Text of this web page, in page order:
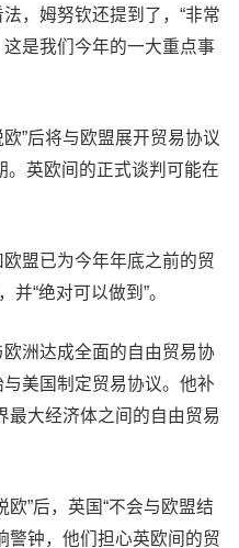
，姆努钦还提到了，“非常
是我们今年的一大重点事
”后将与欧盟展开贸易协议
。英欧间的正式谈判可能在
盟已为今年年底之前的贸
并“绝对可以做到”。
洲达成全面的自由贸易协
美国制定贸易协议。他补
最大经济体之间的自由贸易
”后，英国“不会与欧盟结
警钟，他们担心英欧间的贸